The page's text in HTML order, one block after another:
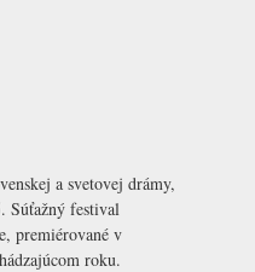
a svetovej drámy,
Súťažný festival
premiérované v
roku.